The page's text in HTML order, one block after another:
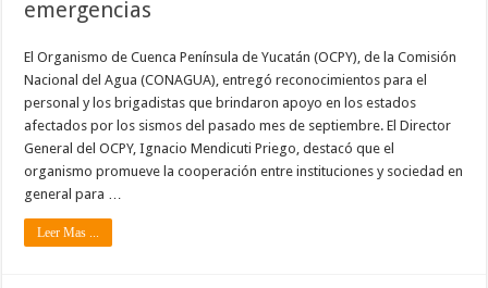
emergencias
El Organismo de Cuenca Península de Yucatán (OCPY), de la Comisión
Nacional del Agua (CONAGUA), entregó reconocimientos para el
personal y los brigadistas que brindaron apoyo en los estados
afectados por los sismos del pasado mes de septiembre. El Director
General del OCPY, Ignacio Mendicuti Priego, destacó que el
organismo promueve la cooperación entre instituciones y sociedad en
general para …
Leer Mas ...